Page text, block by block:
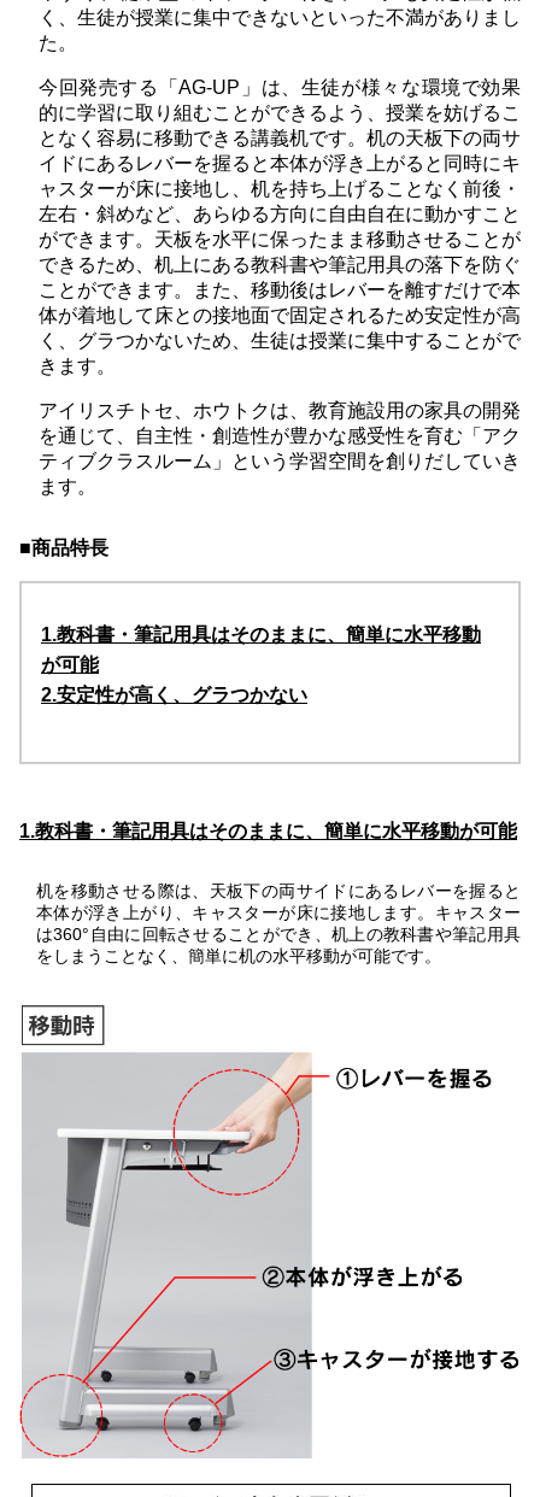
く、生徒が授業に集中できないといった不満がありまし
た。
今回発売する「AG-UP」は、生徒が様々な環境で効果
的に学習に取り組むことができるよう、授業を妨げるこ
となく容易に移動できる講義机です。机の天板下の両サ
イドにあるレバーを握ると本体が浮き上がると同時にキ
ャスターが床に接地し、机を持ち上げることなく前後・
左右・斜めなど、あらゆる方向に自由自在に動かすこと
ができます。天板を水平に保ったまま移動させることが
できるため、机上にある教科書や筆記用具の落下を防ぐ
ことができます。また、移動後はレバーを離すだけで本
体が着地して床との接地面で固定されるため安定性が高
く、グラつかないため、生徒は授業に集中することがで
きます。
アイリスチトセ、ホウトクは、教育施設用の家具の開発
を通じて、自主性・創造性が豊かな感受性を育む「アク
ティブクラスルーム」という学習空間を創りだしていき
ます。
■商品特長
1.教科書・筆記用具はそのままに、簡単に水平移動
が可能
2.安定性が高く、グラつかない
1.教科書・筆記用具はそのままに、簡単に水平移動が可能
机を移動させる際は、天板下の両サイドにあるレバーを握ると
本体が浮き上がり、キャスターが床に接地します。キャスター
は360°自由に回転させることができ、机上の教科書や筆記用具
をしまうことなく、簡単に机の水平移動が可能です。